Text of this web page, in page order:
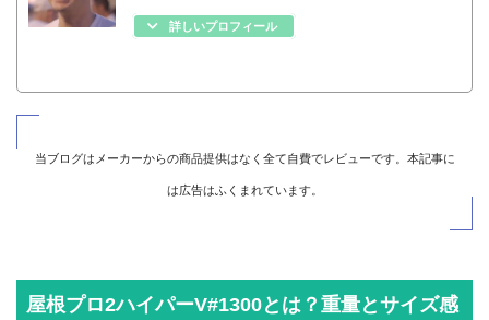
詳しいプロフィール
当ブログはメーカーからの商品提供はなく全て自費でレビューです。本記事に
は広告はふくまれています。
屋根プロ2ハイパーV#1300とは？重量とサイズ感